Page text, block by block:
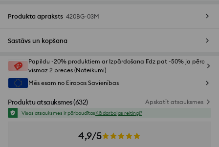
Produkta apraksts 420BG-03M
Sastāvs un kopšana
Papildu -20% produktiem ar Izpārdošana līdz pat -50% ja pērc
vismaz 2 preces (Noteikumi)
Mēs esam no Eiropas Savienības
Produktu atsauksmes(632) Apskatīt atsauksmes
Visas atsauksmes ir pārbaudītasKā darbojas reitingi?
4,9/5